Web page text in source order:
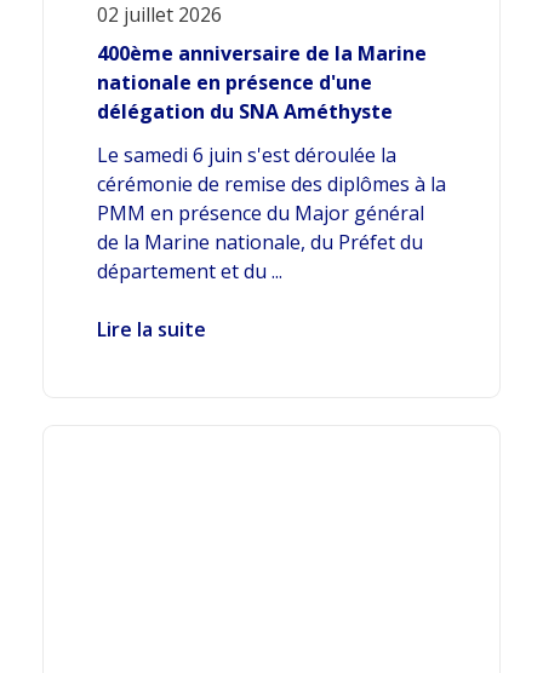
02 juillet 2026
400ème anniversaire de la Marine
nationale en présence d'une
délégation du SNA Améthyste
Le samedi 6 juin s'est déroulée la
cérémonie de remise des diplômes à la
PMM en présence du Major général
de la Marine nationale, du Préfet du
département et du ...
Lire la suite